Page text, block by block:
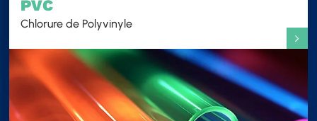
PVC
Chlorure de Polyvinyle